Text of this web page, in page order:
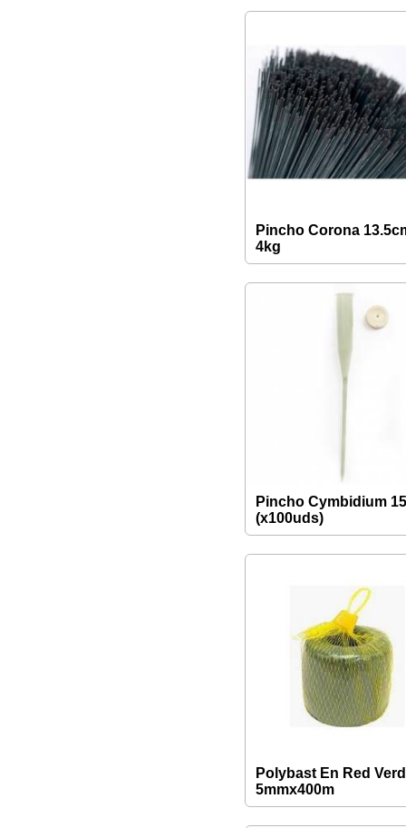
Pincho Corona
4kg
Pincho Cymbidium
(x100uds)
Polybast En Red
5mmx400m